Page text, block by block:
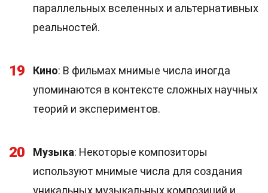
параллельных вселенных и альтернативных
реальностей.
19 Кино: В фильмах мнимые числа иногда
упоминаются в контексте сложных научных
теорий и экспериментов.
20 Музыка: Некоторые композиторы
используют мнимые числа для создания
уникальных музыкальных композиций и